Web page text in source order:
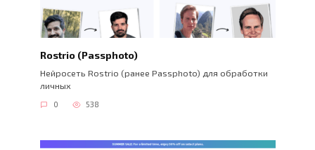
Rostrio (Passphoto)
Нейросеть Rostrio (ранее Passphoto) для обработки
личных
0 538